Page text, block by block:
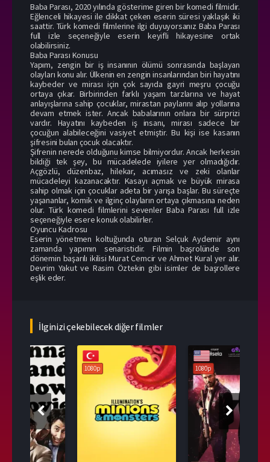
Baba Parası, 2020 yılında gösterime giren bir komedi filmidir.
Eğlenceli hikayesi ile dikkat çeken eserin süresi yaklaşık iki
saattir. Türk komedi filmlerine ilgi duyuyorsanız Baba Parası
full izle seçeneğiyle eserin keyifli hikayesine ortak
olabilirsiniz.
Baba Parası Konusu
Yapım, zengin bir iş insanının ölümü sonrasında başlayan
olayları konu alır. Ülkenin en zengin insanlarından biri hayatını
kaybeder ve mirası için çok sayıda gayri meşru çocuğu
ortaya çıkar. Birbirinden farklı yaşam tarzlarına ve hayat
anlayışlarına sahip çocuklar, mirastan paylarını alıp yollarına
devam etmek ister. Ancak babalarının onlara bir sürprizi
vardır. Hayatını kaybeden iş insanı, mirası sadece bir
çocuğun alabileceğini vasiyet etmiştir. Bu kişi ise kasanın
şifresini bulan çocuk olacaktır.
Şifrenin nerede olduğunu kimse bilmiyordur. Ancak herkesin
bildiği tek şey, bu mücadelede iyilere yer olmadığıdır.
Açgözlü, düzenbaz, hilekar, acımasız ve zeki olanlar
mücadeleyi kazanacaktır. Kasayı açmak ve büyük mirasa
sahip olmak için çocuklar adeta bir yarışa başlar. Bu süreçte
yaşananlar, komik ve ilginç olayların ortaya çıkmasına neden
olur. Türk komedi filmlerini sevenler Baba Parası full izle
seçeneğiyle esere konuk olabilirler.
Oyuncu Kadrosu
Eserin yönetmen koltuğunda oturan Selçuk Aydemir aynı
zamanda yapımın senaristidir. Filmin başrolünde son
dönemin başarılı ikilisi Murat Cemcir ve Ahmet Kural yer alır.
Devrim Yakut ve Rasim Öztekin gibi isimler de başrollere
eşlik eder.
İlginizi çekebilecek diğer filmler
1080p 1080p